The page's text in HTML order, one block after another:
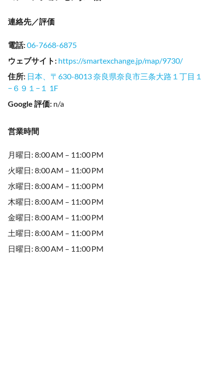
連絡先／評価
電話:06-7668-6875
ウェブサイト : https://smartexchange.jp/map/9730/
住所: 日本、〒630-8013 奈良県奈良市三条大路１丁目１
−６９１−１ 1F
Google 評価: n/a
営業時間
月曜日: 8:00 AM – 11:00 PM
火曜日: 8:00 AM – 11:00 PM
水曜日: 8:00 AM – 11:00 PM
木曜日: 8:00 AM – 11:00 PM
金曜日: 8:00 AM – 11:00 PM
土曜日: 8:00 AM – 11:00 PM
日曜日: 8:00 AM – 11:00 PM